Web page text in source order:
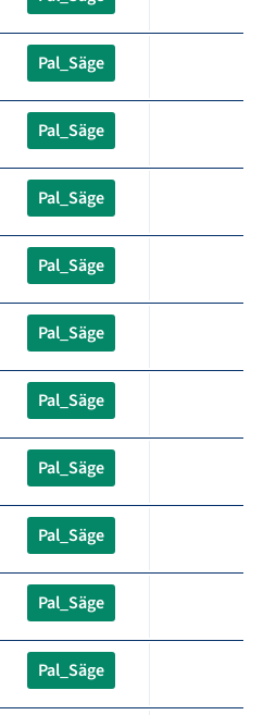
Pal_Säge
Pal_Säge
Pal_Säge
Pal_Säge
Pal_Säge
Pal_Säge
Pal_Säge
Pal_Säge
Pal_Säge
Pal_Säge